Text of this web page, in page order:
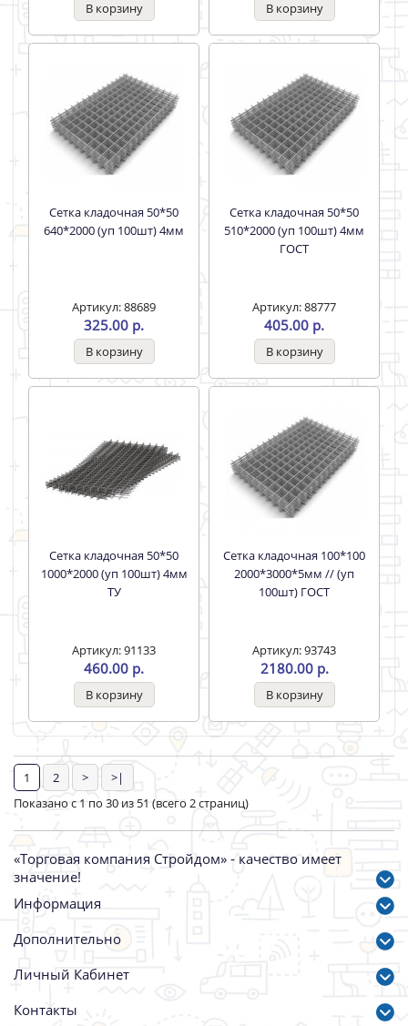
Сетка кладочная 50*50
640*2000 (уп 100шт) 4мм
Артикул: 88689
325.00 р.
Сетка кладочная 50*50
510*2000 (уп 100шт) 4мм
ГОСТ
Артикул: 88777
405.00 р.
Сетка кладочная 50*50
1000*2000 (уп 100шт) 4мм
ТУ
Артикул: 91133
460.00 р.
Сетка кладочная 100*100
2000*3000*5мм // (уп
100шт) ГОСТ
Артикул: 93743
2180.00 р.
1 2 >
>|
Показано с 1 по 30 из 51 (всего 2 страниц)
«Торговая компания Стройдом» - качество имеет
значение!
Информация
Дополнительно
Личный Кабинет
Контакты